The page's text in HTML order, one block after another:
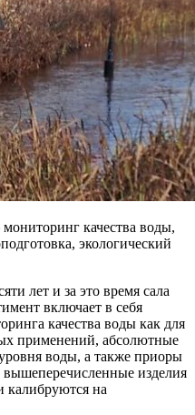
качества воды,
экологический
лет и за это время сала
включает в себя
качества воды как для
применений, абсолютные
воды, а также приоры
изделия
калибруются на